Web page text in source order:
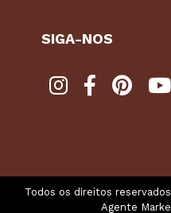
SIGA-NOS
Todos os direitos
Agente